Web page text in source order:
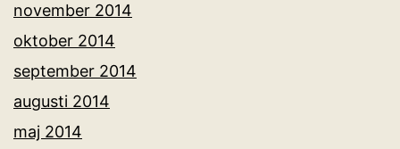
november 2014
oktober 2014
september 2014
augusti 2014
maj 2014